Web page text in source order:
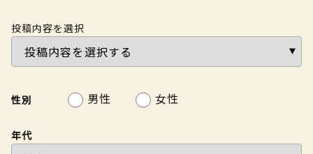
投稿内容を選択
性別 男性 女性
年代